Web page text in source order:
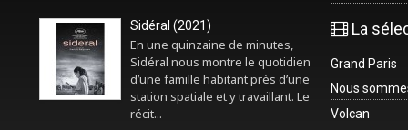
Sidéral (2021)
En une quinzaine de minutes,
Sidéral nous montre le quotidien
d’une famille habitant près d’une
station spatiale et y travaillant. Le
récit...
La
Grand Paris
Nous
Volcan